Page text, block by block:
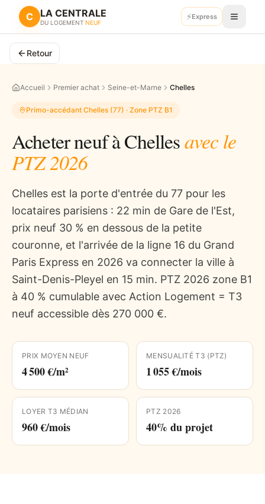
C LA CENTRALE
DU LOGEMENT NEUF
⚡Express
Retour
Accueil Premier achat Seine-et-Marne Chelles
Primo-accédant Chelles (77) · Zone PTZ B1
Acheter neuf àChellesavec le
PTZ 2026
Chelles est la porte d'entrée du 77 pour les
locataires parisiens : 22 min de Gare de l'Est,
prix neuf 30 % en dessous de la petite
couronne, et l'arrivée de la ligne 16 du Grand
Paris Express en 2026 va connecter la ville à
Saint-Denis-Pleyel en 15 min. PTZ 2026 zone B1
à 40 % cumulable avec Action Logement = T3
neuf accessible dès 270 000 €.
PRIX MOYEN NEUF
4 500 €/m²
MENSUALITÉ T3 (PTZ)
1 055 €/mois
LOYER T3 MÉDIAN
960 €/mois
PTZ 2026
40% du projet
Recevoir mes plans